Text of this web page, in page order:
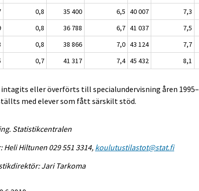
0,8 35 400 6,5 40 007 7,3
0,8 36 788 6,7 41 037 7,5
0,8 38 866 7,0 43 124 7,7
0,7 41 317 7,4 45 432 8,1
intagits eller överförts till specialundervisning åren 1995–
med elever som fått särskilt stöd.
Statistikcentralen
Hiltunen 029 551 3314, koulutustilastot@stat.fi
Jari Tarkoma